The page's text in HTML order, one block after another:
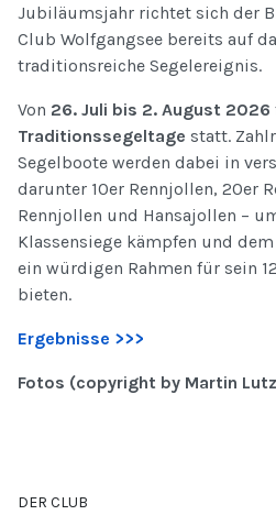
Jubiläumsjahr richtet sich der
Club Wolfgangsee bereits auf
traditionsreiche Segelereignis.
Von 26. Juli bis 2. August 2026
Traditionssegeltage statt.
Segelboote werden dabei in
darunter 10er Rennjollen, 20er
Rennjollen und Hansajollen –
Klassensiege kämpfen und
ein würdigen Rahmen für sein
bieten.
Ergebnisse >>>
Fotos (copyright by Martin
DER CLUB